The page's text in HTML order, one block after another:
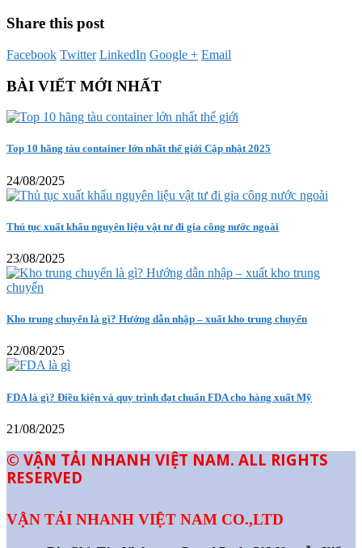
Share this post
Facebook Twitter LinkedIn Google + Email
BÀI VIẾT MỚI NHẤT
Top 10 hãng tàu container lớn nhất thế giới Cập nhật 2025
24/08/2025
Thủ tục xuất khẩu nguyên liệu vật tư đi gia công nước ngoài
23/08/2025
Kho trung chuyển là gì? Hướng dẫn nhập – xuất kho trung chuyển
22/08/2025
FDA là gì? Điều kiện và quy trình đạt chuẩn FDA cho hàng xuất Mỹ
21/08/2025
© VẬN TẢI NHANH VIỆT NAM. ALL RIGHTS
RESERVED
VẬN TẢI NHANH VIỆT NAM CO.,LTD